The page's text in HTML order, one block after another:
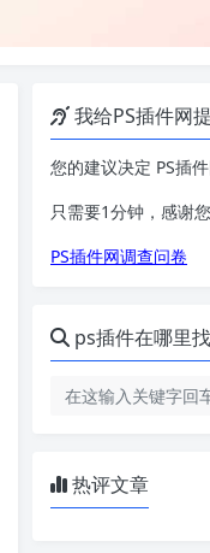
我给PS插件网
您的建议决定 PS插
只需要1分钟，感谢
PS插件网调查问卷
ps插件在哪里找
热评文章